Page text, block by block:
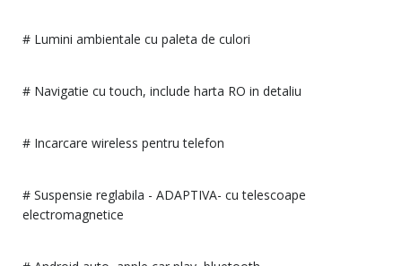
# Lumini ambientale cu paleta de culori
# Navigatie cu touch, include harta RO in detaliu
# Incarcare wireless pentru telefon
# Suspensie reglabila - ADAPTIVA- cu telescoape
electromagnetice